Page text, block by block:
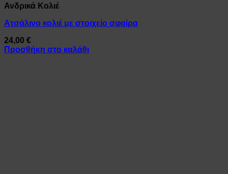
Ανδρικά Κολιέ
Ατσάλινο κολιέ με στοιχείο σφαίρα
24,00 €
Προσθήκη στο καλάθι